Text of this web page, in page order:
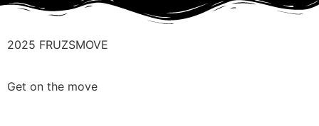
2025 FRUZSMOVE
Get on the move